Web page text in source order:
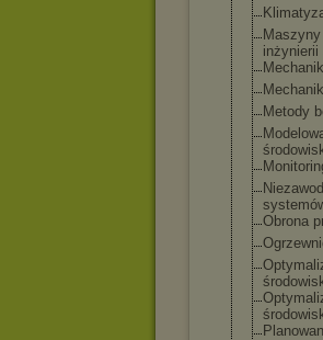
inżynierii
Metody
Obrona